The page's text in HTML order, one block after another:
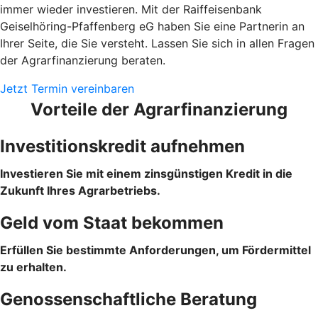
immer wieder investieren. Mit der Raiffeisenbank
Geiselhöring-Pfaffenberg eG haben Sie eine Partnerin an
Ihrer Seite, die Sie versteht. Lassen Sie sich in allen Fragen
der Agrarfinanzierung beraten.
Jetzt Termin vereinbaren
Vorteile der Agrarfinanzierung
Investitionskredit aufnehmen
Investieren Sie mit einem zinsgünstigen Kredit in die
Zukunft Ihres Agrarbetriebs.
Geld vom Staat bekommen
Erfüllen Sie bestimmte Anforderungen, um Fördermittel
zu erhalten.
Genossenschaftliche Beratung